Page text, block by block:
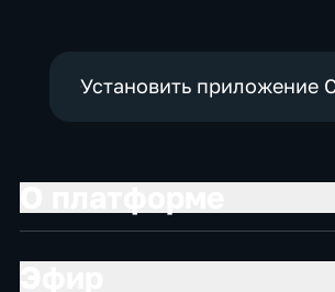
Установить приложение